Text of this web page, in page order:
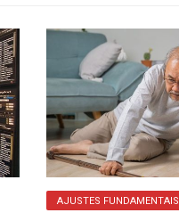
AJUSTES FUNDAMENTAIS